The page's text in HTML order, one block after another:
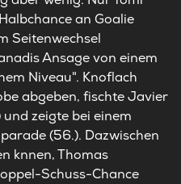
an Goalie
Seitenwechsel
Ansage von einem
Niveau". Knoflach
abgeben, fischte Javier
zeigte bei einem
(56.). Dazwischen
knnen, Thomas
Schuss-Chance